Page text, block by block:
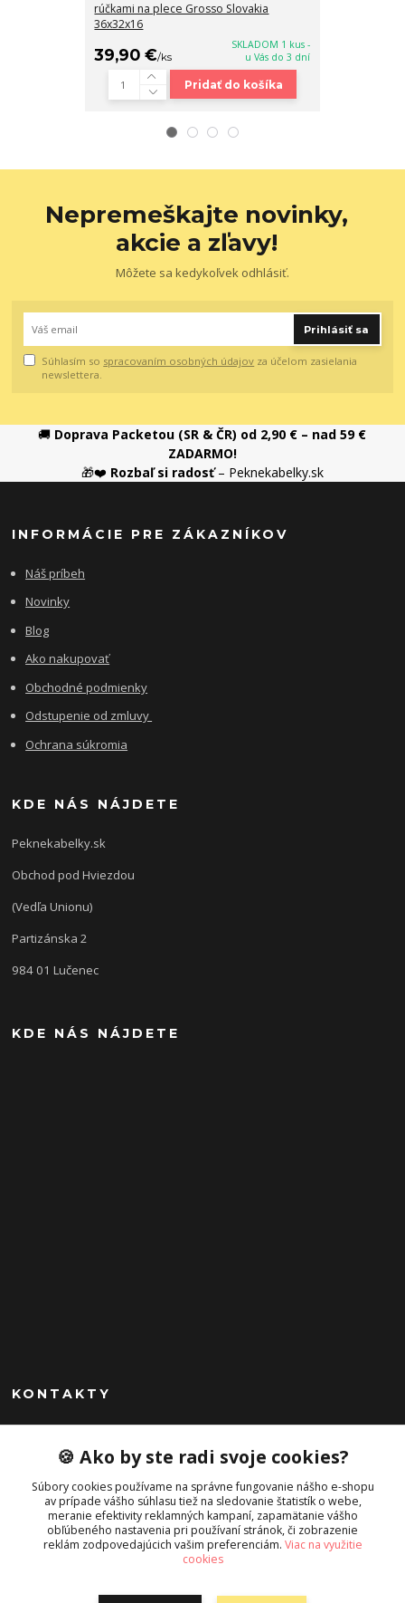
rúčkami na plece Grosso Slovakia
36x32x16
39,90 €/ks
SKLADOM 1 kus -
u Vás do 3 dní
Pridať do košíka
Nepremeškajte novinky,
akcie a zľavy!
Môžete sa kedykoľvek odhlásiť.
Prihlásiť sa
Súhlasím so spracovaním osobných údajov za účelom zasielania
newslettera.
🚚 Doprava Packetou (SR & ČR) od 2,90 € – nad 59 €
ZADARMO!
🎁❤️ Rozbaľ si radosť– Peknekabelky.sk
INFORMÁCIE PRE ZÁKAZNÍKOV
Náš príbeh
Novinky
Blog
Ako nakupovať
Obchodné podmienky
Odstupenie od zmluvy
Ochrana súkromia
KDE NÁS NÁJDETE
Peknekabelky.sk
Obchod pod Hviezdou
(Vedľa Unionu)
Partizánska 2
984 01 Lučenec
KDE NÁS NÁJDETE
KONTAKTY
Peknekabelky.sk
+421 949747302
Po-Pia 10-16
info@peknekabelky.sk
🍪 Ako by ste radi svoje cookies?
Súbory cookies používame na správne fungovanie nášho e-shopu
av prípade vášho súhlasu tiež na sledovanie štatistík o webe,
meranie efektivity reklamných kampaní, zapamätanie vášho
obľúbeného nastavenia pri používaní stránok, či zobrazenie
reklám zodpovedajúcich vašim preferenciám. Viac na využitie
cookies